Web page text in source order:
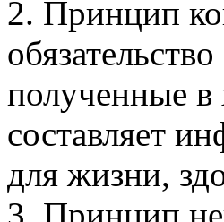
2. Принцип
полученные в
составляет
для жизни,
3. Принцип